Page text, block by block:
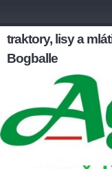
traktory, lisy a
Bogballe